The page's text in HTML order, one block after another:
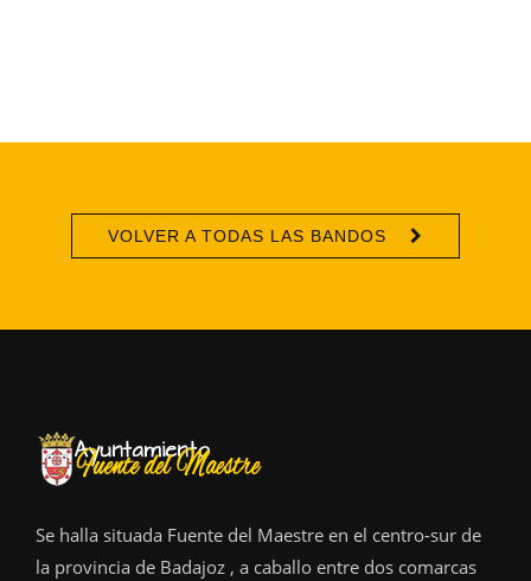
VOLVER A TODAS LAS BANDOS
Se halla situada Fuente del Maestre en el centro-sur de
la provincia de Badajoz , a caballo entre dos comarcas